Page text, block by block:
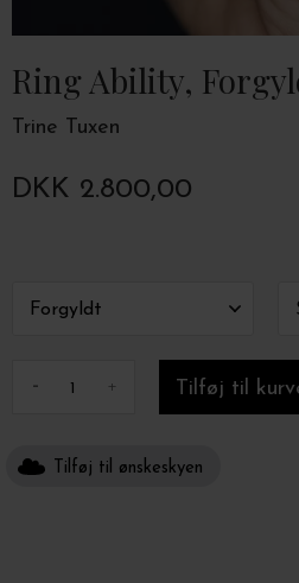
Ring Ability,
Trine Tuxen
DKK 2.800,00
- +
Tilføj til ønskeskyen